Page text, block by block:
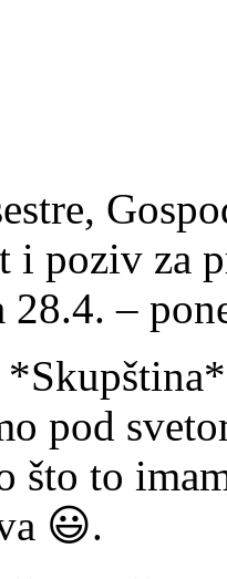
i poziv za
28.4. –
pod
što to
😃.